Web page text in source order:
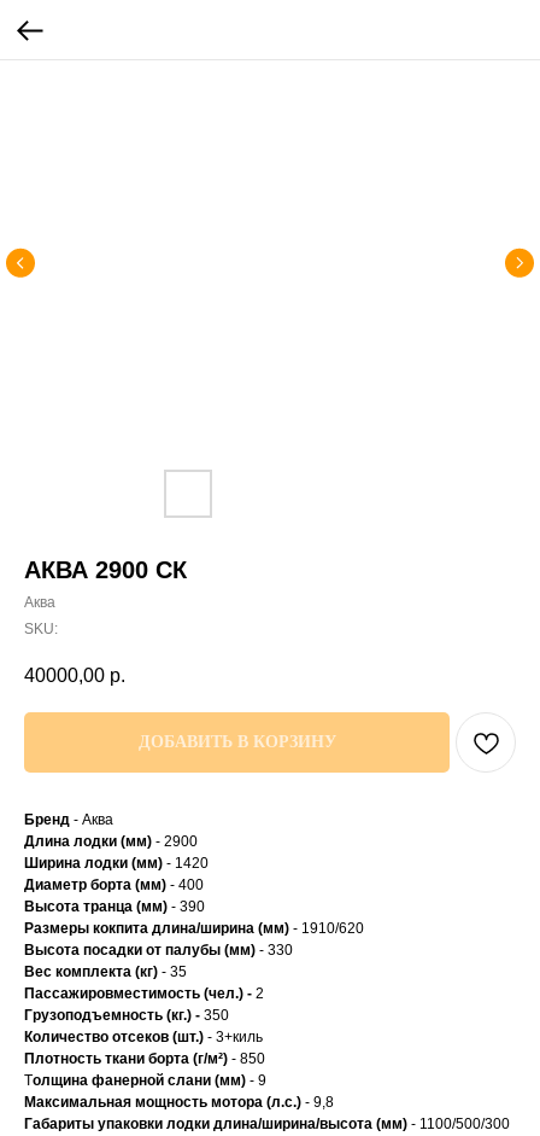
АКВА 2900 СК
Аква
SKU:
40000,00 р.
ДОБАВИТЬ В КОРЗИНУ
Бренд - Аква
Длина лодки (мм) - 2900
Ширина лодки (мм) - 1420
Диаметр борта (мм) - 400
Высота транца (мм) - 390
Размеры кокпита длина/ширина (мм) - 1910/620
Высота посадки от палубы (мм) - 330
Вес комплекта (кг) - 35
Пассажировместимость (чел.) - 2
Грузоподъемность (кг.) - 350
Количество отсеков (шт.) - 3+киль
Плотность ткани борта (г/м²) - 850
Толщина фанерной слани (мм) - 9
Максимальная мощность мотора (л.с.) - 9,8
Габариты упаковки лодки длина/ширина/высота (мм) - 1100/500/300